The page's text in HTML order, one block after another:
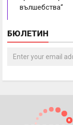
вълшебства“
БЮЛЕТИН